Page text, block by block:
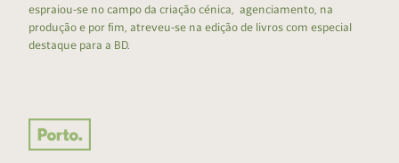
espraiou-se no campo da criação cénica, agenciamento, na
produção e por fim, atreveu-se na edição de livros com especial
destaque para a BD.